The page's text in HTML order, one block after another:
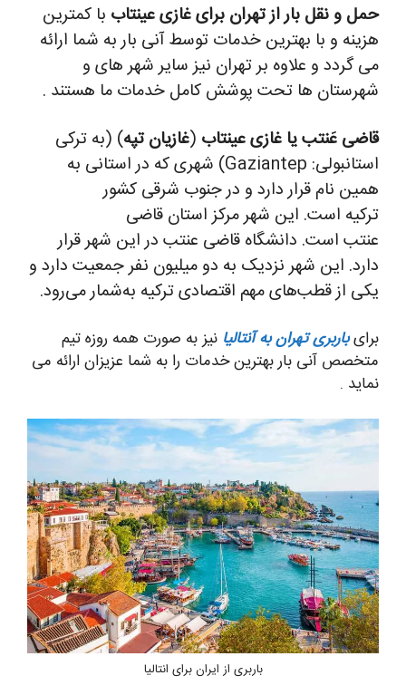
حمل و نقل بار از تهران برای غازی عینتاب با کمترین
هزینه و با بهترین خدمات توسط آنی بار به شما ارائه
می گردد و علاوه بر تهران نیز سایر شهر های و
شهرستان ها تحت پوشش کامل خدمات ما هستند .
قاضی عَنتب یا غازی عینتاب (غازیان تپه) (به ترکی
استانبولی: Gaziantep)‏ شهری که در استانی به
همین نام قرار دارد و در جنوب شرقی کشور
ترکیه است. این شهر مرکز استان قاضی
عنتب است. دانشگاه قاضی عنتب در این شهر قرار
دارد. این شهر نزدیک به دو میلیون نفر جمعیت دارد و
یکی از قطب‌های مهم اقتصادی ترکیه به‌شمار می‌رود.
برایباربری تهران به آنتالیا نیز به صورت همه روزه تیم
متخصص آنی بار بهترین خدمات را به شما عزیزان ارائه می
نماید .
باربری از ایران برای انتالیا